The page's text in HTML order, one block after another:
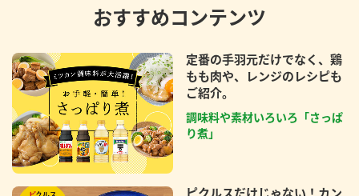
おすすめコンテンツ
定番の手羽元だけでなく、鶏
もも肉や、レンジのレシピも
ご紹介。
調味料や素材いろいろ「さっぱ
り煮」
ピクルスだけじゃない！カン